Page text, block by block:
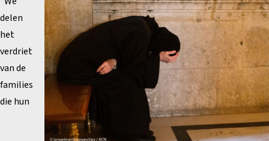
delen
het
verdriet
van de
families
die hun